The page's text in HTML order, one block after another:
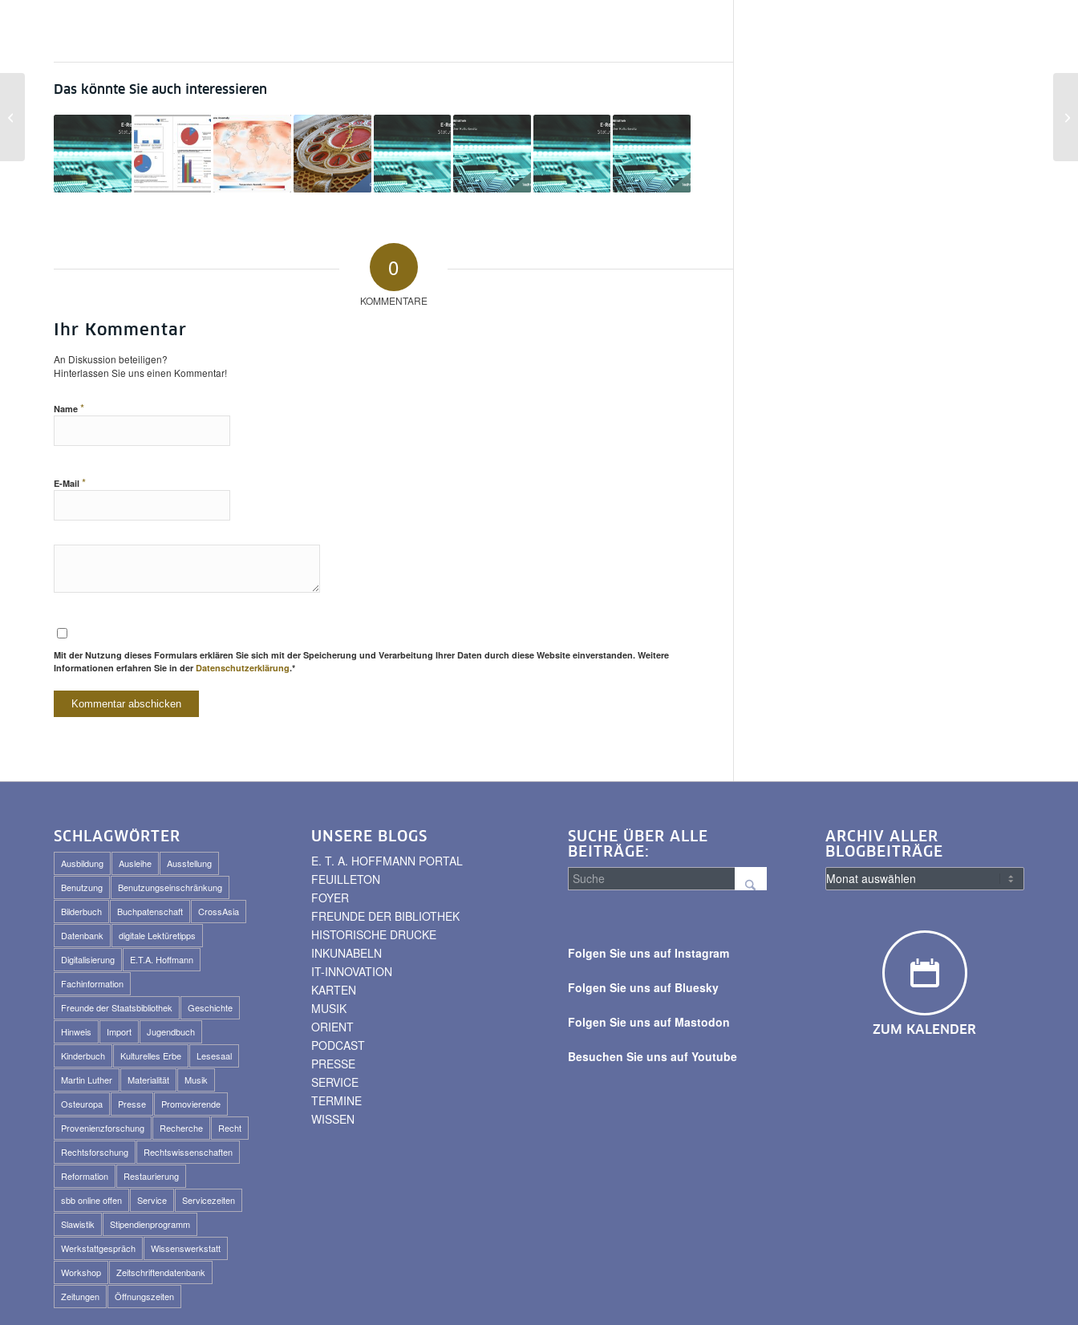
Das könnte Sie auch interessieren
0
KOMMENTARE
Ihr Kommentar
An Diskussion beteiligen?
Hinterlassen Sie uns einen Kommentar!
Name *
E-Mail *
Mit der Nutzung dieses Formulars erklären Sie sich mit der Speicherung und Verarbeitung Ihrer Daten durch diese Website einverstanden. Weitere
Informationen erfahren Sie in der Datenschutzerklärung.*
SCHLAGWÖRTER
Ausbildung Ausleihe
Ausstellung
Benutzung
Benutzungseinschränkung
Bilderbuch
Buchpatenschaft
CrossAsia
Datenbank
digitale Lektüretipps
Digitalisierung
E.T.A. Hoffmann
Fachinformation
Freunde der Staatsbibliothek
Geschichte
Hinweis
Import
Jugendbuch
Kinderbuch
Kulturelles Erbe
Lesesaal
Martin Luther
Materialität
Musik
Osteuropa
Presse
Promovierende
Provenienzforschung
Recherche
Recht
Rechtsforschung
Rechtswissenschaften
Reformation
Restaurierung
sbb online offen
Service
Servicezeiten
Slawistik
Stipendienprogramm
Werkstattgespräch
Wissenswerkstatt
Workshop
Zeitschriftendatenbank
Zeitungen
Öffnungszeiten
UNSERE BLOGS
E. T. A. HOFFMANN PORTAL
FEUILLETON
FOYER
FREUNDE DER BIBLIOTHEK
HISTORISCHE DRUCKE
INKUNABELN
IT-INNOVATION
KARTEN
MUSIK
ORIENT
PODCAST
PRESSE
SERVICE
TERMINE
WISSEN
SUCHE ÜBER ALLE
BEITRÄGE:
alle
Folgen Sie uns auf Instagram
Folgen Sie uns auf Bluesky
Folgen Sie uns auf Mastodon
Besuchen Sie uns auf Youtube
ARCHIV ALLER
BLOGBEITRÄGE
ZUM KALENDER